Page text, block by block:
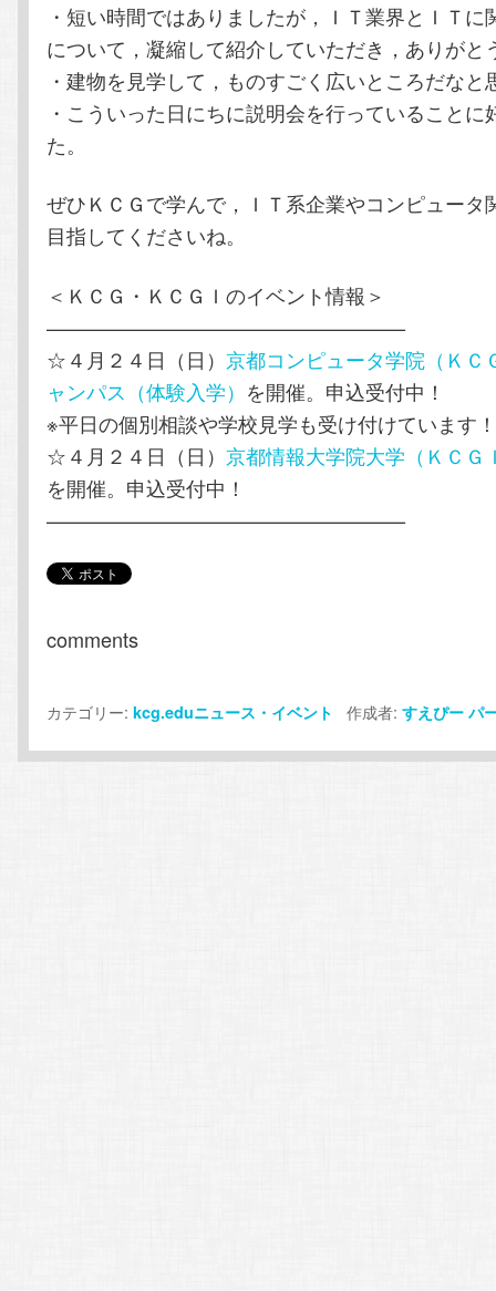
・短い時間ではありましたが，ＩＴ業界とＩＴに
について，凝縮して紹介していただき，ありがと
・建物を見学して，ものすごく広いところだなと
・こういった日にちに説明会を行っていることに
た。
ぜひＫＣＧで学んで，ＩＴ系企業やコンピュータ
目指してくださいね。
＜ＫＣＧ・ＫＣＧＩのイベント情報＞
——————————————————
☆４月２４日（日）京都コンピュータ学院（ＫＣ
ャンパス（体験入学） を開催。申込受付中！
※平日の個別相談や学校見学も受け付けています
☆４月２４日（日）京都情報大学院大学（ＫＣＧ
を開催。申込受付中！
——————————————————
comments
カテゴリー:kcg.eduニュース・イベント 作成者:すえぴー パ